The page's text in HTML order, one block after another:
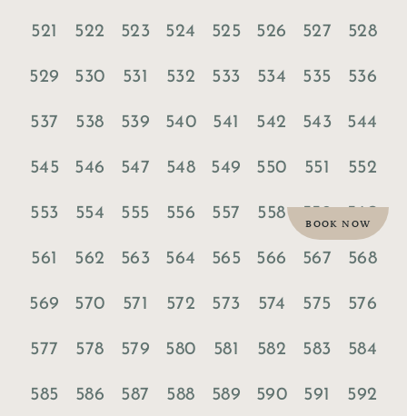
BOOK NOW
521 522 523 524 525 526 527 528
529 530 531 532 533 534 535 536
537 538 539 540 541 542 543 544
545 546 547 548 549 550 551 552
553 554 555 556 557 558
561 562 563 564 565 566 567 568
569 570 571 572 573 574 575 576
577 578 579 580 581 582 583 584
585 586 587 588 589 590 591 592